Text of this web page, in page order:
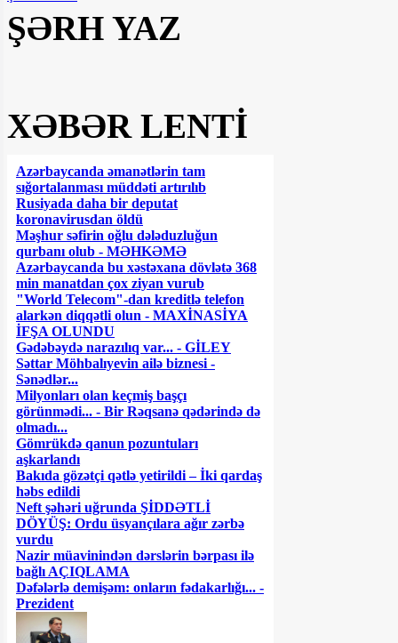
ŞƏRH YAZ
XƏBƏR LENTİ
Azərbaycanda əmanətlərin tam
sığortalanması müddəti artırılıb
Rusiyada daha bir deputat
koronavirusdan öldü
Məşhur səfirin oğlu dələduzluğun
qurbanı olub - MƏHKƏMƏ
Azərbaycanda bu xəstəxana dövlətə 368
min manatdan çox ziyan vurub
"World Telecom"-dan kreditlə telefon
alarkən diqqətli olun - MAXİNASİYA
İFŞA OLUNDU
Gədəbəydə narazılıq var... - GİLEY
Səttar Möhbalıyevin ailə biznesi -
Sənədlər...
Milyonları olan keçmiş başçı
görünmədi... - Bir Rəqsanə qədərində də
olmadı...
Gömrükdə qanun pozuntuları
aşkarlandı
Bakıda gözətçi qətlə yetirildi – İki qardaş
həbs edildi
Neft şəhəri uğrunda ŞİDDƏTLİ
DÖYÜŞ: Ordu üsyançılara ağır zərbə
vurdu
Nazir müavinindən dərslərin bərpası ilə
bağlı AÇIQLAMA
Dəfələrlə demişəm: onların fədakarlığı... -
Prezident